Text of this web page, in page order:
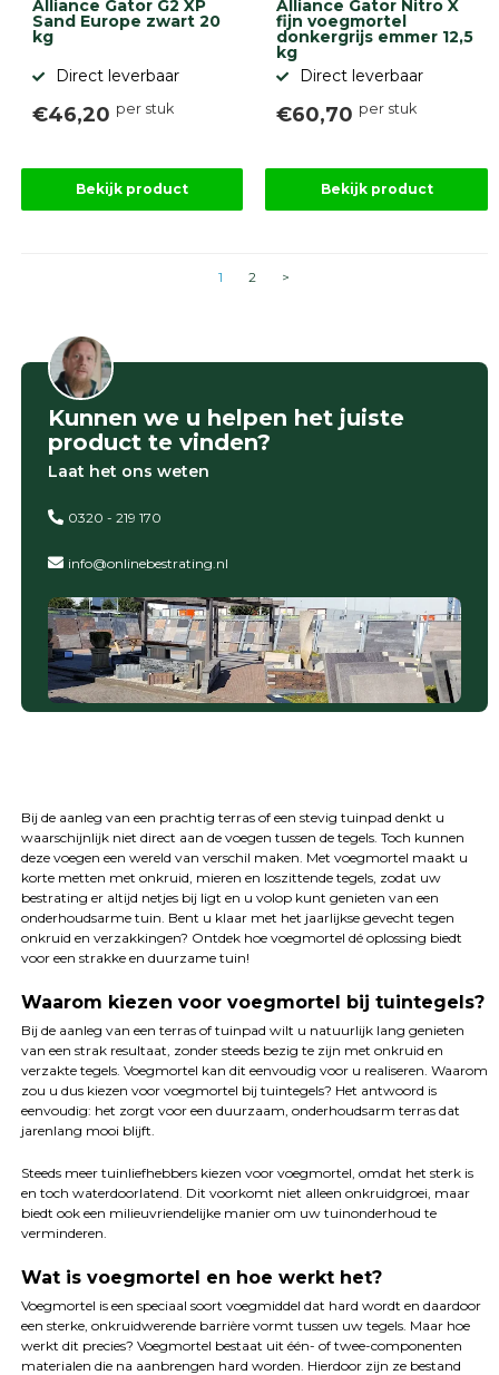
Alliance Gator G2 XP
Sand Europe zwart 20
kg
Direct leverbaar
€46,20 per stuk
Bekijk product
Alliance Gator Nitro X
fijn voegmortel
donkergrijs emmer 12,5
kg
Direct leverbaar
€60,70 per stuk
Bekijk product
1 2 >
Kunnen we u helpen het juiste
product te vinden?
Laat het ons weten
0320 - 219 170
info@onlinebestrating.nl
Bij de aanleg van een prachtig terras of een stevig tuinpad denkt u
waarschijnlijk niet direct aan de voegen tussen de tegels. Toch kunnen
deze voegen een wereld van verschil maken. Met voegmortel maakt u
korte metten met onkruid, mieren en loszittende tegels, zodat uw
bestrating er altijd netjes bij ligt en u volop kunt genieten van een
onderhoudsarme tuin. Bent u klaar met het jaarlijkse gevecht tegen
onkruid en verzakkingen? Ontdek hoe voegmortel dé oplossing biedt
voor een strakke en duurzame tuin!
Waarom kiezen voor voegmortel bij tuintegels?
Bij de aanleg van een terras of tuinpad wilt u natuurlijk lang genieten
van een strak resultaat, zonder steeds bezig te zijn met onkruid en
verzakte tegels. Voegmortel kan dit eenvoudig voor u realiseren. Waarom
zou u dus kiezen voor voegmortel bij tuintegels? Het antwoord is
eenvoudig: het zorgt voor een duurzaam, onderhoudsarm terras dat
jarenlang mooi blijft.
Steeds meer tuinliefhebbers kiezen voor voegmortel, omdat het sterk is
en toch waterdoorlatend. Dit voorkomt niet alleen onkruidgroei, maar
biedt ook een milieuvriendelijke manier om uw tuinonderhoud te
verminderen.
Wat is voegmortel en hoe werkt het?
Voegmortel is een speciaal soort voegmiddel dat hard wordt en daardoor
een sterke, onkruidwerende barrière vormt tussen uw tegels. Maar hoe
werkt dit precies? Voegmortel bestaat uit één- of twee-componenten
materialen die na aanbrengen hard worden. Hierdoor zijn ze bestand